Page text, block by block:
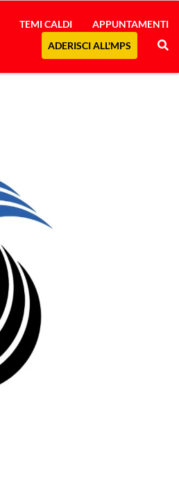
TEMI CALDI
APPUNTAMENTI
ADERISCI ALL'MPS